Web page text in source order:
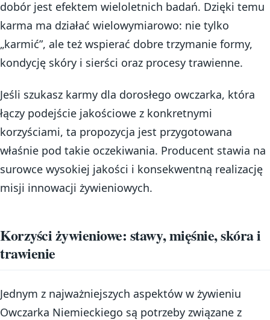
dobór jest efektem wieloletnich badań. Dzięki temu
karma ma działać wielowymiarowo: nie tylko
„karmić”, ale też wspierać dobre trzymanie formy,
kondycję skóry i sierści oraz procesy trawienne.
Jeśli szukasz karmy dla dorosłego owczarka, która
łączy podejście jakościowe z konkretnymi
korzyściami, ta propozycja jest przygotowana
właśnie pod takie oczekiwania. Producent stawia na
surowce wysokiej jakości i konsekwentną realizację
misji innowacji żywieniowych.
Korzyści żywieniowe: stawy, mięśnie, skóra i
trawienie
Jednym z najważniejszych aspektów w żywieniu
Owczarka Niemieckiego są potrzeby związane z